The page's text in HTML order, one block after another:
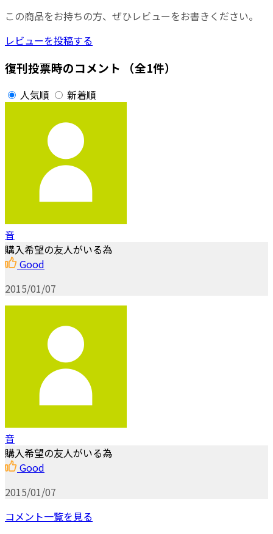
この商品をお持ちの方、ぜひレビューをお書きください。
レビューを投稿する
復刊投票時のコメント （全1件）
人気順 新着順
音
購入希望の友人がいる為
Good
2015/01/07
音
購入希望の友人がいる為
Good
2015/01/07
コメント一覧を見る